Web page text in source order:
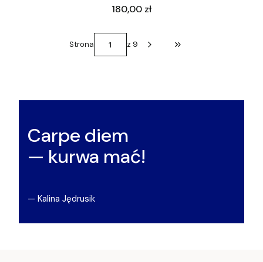
Cena
180,00 zł
Strona z 9 Przejdź do ostatniej
Carpe diem
— kurwa mać!
— Kalina Jędrusik